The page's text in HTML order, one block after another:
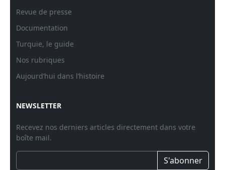
Revue de presse
Documentation
Turquie, le guide
Nos rubriques
Aujourd’hui dans l’histoire
NEWSLETTER
Recevez nos derniers articles directement dans votre
boîte mail.
S'abonner